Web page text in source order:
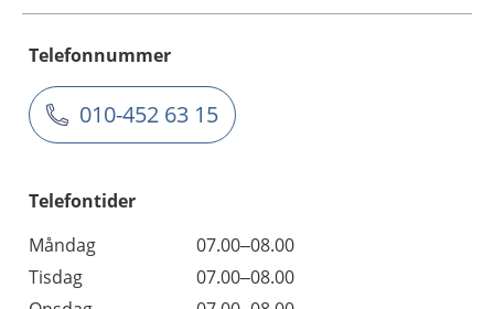
Telefonnummer
010-452 63 15
Telefontider
Måndag
07.00–08.00
Tisdag
07.00–08.00